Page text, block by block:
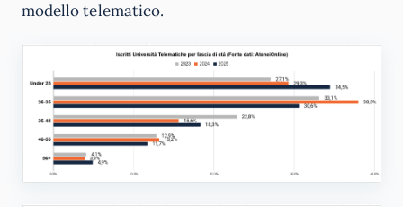
modello telematico.